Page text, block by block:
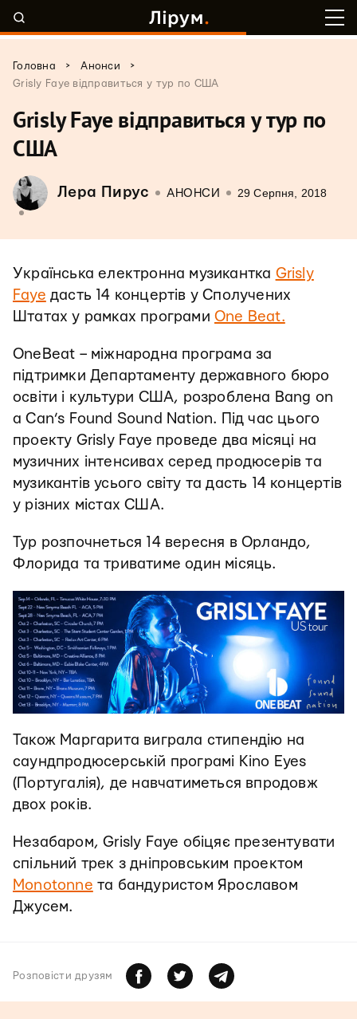
Головна > Анонси
>
Grisly Faye відправиться у тур по США
Grisly Faye відправиться у тур по
США
Лера Пирус АНОНСИ 29 Серпня, 2018
Українська електронна музикантка Grisly
Faye дасть 14 концертів у Сполучених
Штатах у рамках програми One Beat.
OneBeat – міжнародна програма за
підтримки Департаменту державного бюро
освіти і культури США, розроблена Bang on
a Can’s Found Sound Nation. Під час цього
проекту Grisly Faye проведе два місяці на
музичних інтенсивах серед продюсерів та
музикантів усього світу та дасть 14 концертів
у різних містах США.
Тур розпочнеться 14 вересня в Орландо,
Флорида та триватиме один місяць.
Також Маргарита виграла стипендію на
саундпродюсерській програмі Kino Eyes
(Португалія), де навчатиметься впродовж
двох років.
Незабаром, Grisly Faye обіцяє презентувати
спільний трек з дніпровським проектом
Monotonne та бандуристом Ярославом
Джусем.
Розповiсти друзям